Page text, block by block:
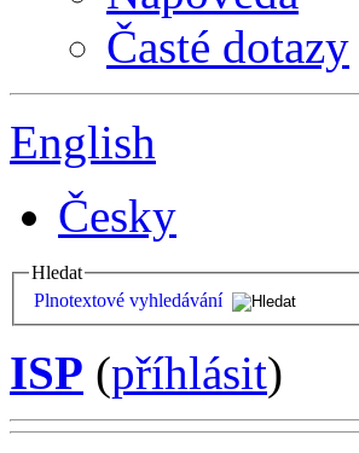
Časté dotazy
English
Česky
Hledat
Plnotextové vyhledávání
ISP (příhlásit)